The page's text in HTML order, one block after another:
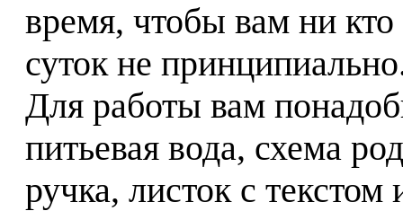
время, чтобы вам ни
суток не
Для работы вам
питьевая вода, схема
ручка, листок с